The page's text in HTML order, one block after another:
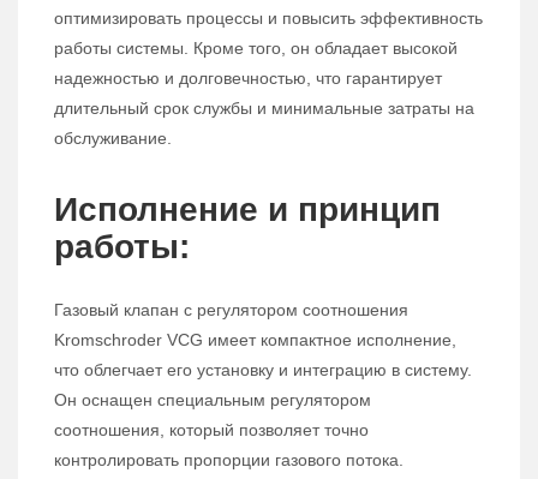
оптимизировать процессы и повысить эффективность
работы системы. Кроме того, он обладает высокой
надежностью и долговечностью, что гарантирует
длительный срок службы и минимальные затраты на
обслуживание.
Исполнение и принцип
работы:
Газовый клапан с регулятором соотношения
Kromschroder VCG имеет компактное исполнение,
что облегчает его установку и интеграцию в систему.
Он оснащен специальным регулятором
соотношения, который позволяет точно
контролировать пропорции газового потока.